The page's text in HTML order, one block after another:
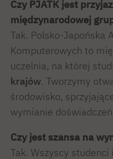
Czy PJATK jest
międzynarodowej
Tak. Polsko-Japońska
Komputerowych to
uczelnia, na której
krajów. Tworzymy
środowisko,
wymianie
Czy jest szansa na
Tak. Wszyscy studenci